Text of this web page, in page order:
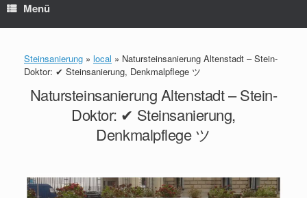
Menü
Steinsanierung » local » Natursteinsanierung Altenstadt – Stein-
Doktor: ✔ Steinsanierung, Denkmalpflege ツ
Natursteinsanierung Altenstadt – Stein-
Doktor: ✔ Steinsanierung,
Denkmalpflege ツ